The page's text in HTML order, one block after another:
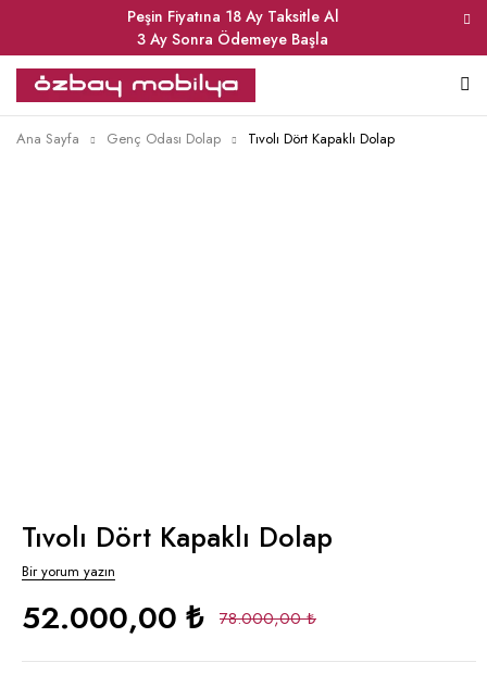
Peşin Fiyatına 18 Ay Taksitle Al
3 Ay Sonra Ödemeye Başla
Ana Sayfa Genç Odası Dolap Tıvolı Dört Kapaklı Dolap
Tıvolı Dört Kapaklı Dolap
Bir yorum yazın
78.000,00₺
52.000,00 ₺